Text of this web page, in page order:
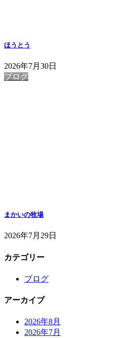
ほうとう
2026年7月30日
ブログ
まかいの牧場
2026年7月29日
カテゴリー
ブログ
アーカイブ
2026年8月
2026年7月